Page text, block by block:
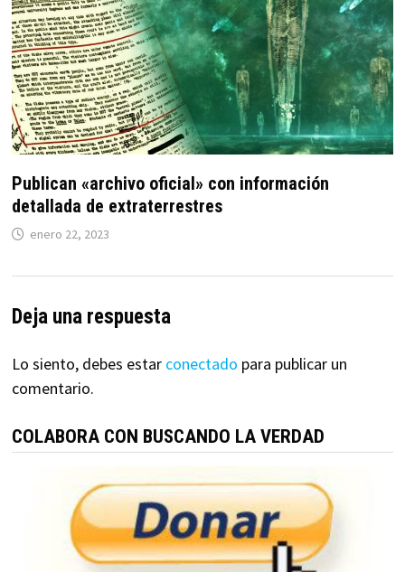
Publican «archivo oficial» con información
detallada de extraterrestres
enero 22, 2023
Deja una respuesta
Lo siento, debes estar conectado para publicar un
comentario.
COLABORA CON BUSCANDO LA VERDAD